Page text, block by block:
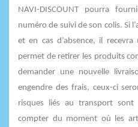
NAVI-DISCOUNT pourra
numéro de suivi de son colis. Si
et en cas d’absence, il
permet de retirer les produits
demander une nouvelle
engendre des frais, ceux-ci
risques liés au transport
compter du moment où les